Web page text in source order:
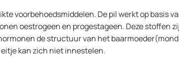
voorbehoedsmiddelen. De pil werkt op basis
oestrogeen en progestageen. Deze stoffen
de structuur van het
kan zich niet innestelen.